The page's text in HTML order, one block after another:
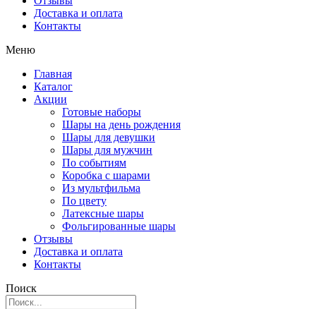
Доставка и оплата
Контакты
Меню
Главная
Каталог
Акции
Готовые наборы
Шары на день рождения
Шары для девушки
Шары для мужчин
По событиям
Коробка с шарами
Из мультфильма
По цвету
Латексные шары
Фольгированные шары
Отзывы
Доставка и оплата
Контакты
Поиск